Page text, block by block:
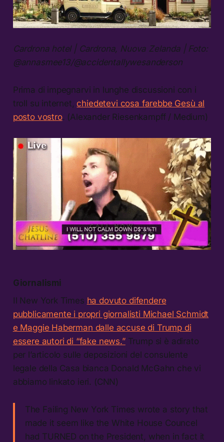
Cardrona hotel | Cardrona, Nuova Zelanda | Foto:
@annasmee13/@accidentallywesanderson
Prima di impegnarvi in lunghe discussioni con i
troll su internet, chiedetevi cosa farebbe Gesù al
posto vostro. (Alexander Riesenkampff / Medium)
Giornalismi
Il New York Times ha dovuto difendere
pubblicamente i propri giornalisti Michael Schmidt
e Maggie Haberman dalle accuse di Trump di
essere autori di “fake news.”Trump si è adirato
per l’articolo sulle deposizioni del consulente
legale della Casa bianca Donald McGahn che vi
abbiamo linkato ieri. (CNN)
The Failing New York Times wrote a story that
made it seem like the White House Councel
had TURNED on the President, when in fact it